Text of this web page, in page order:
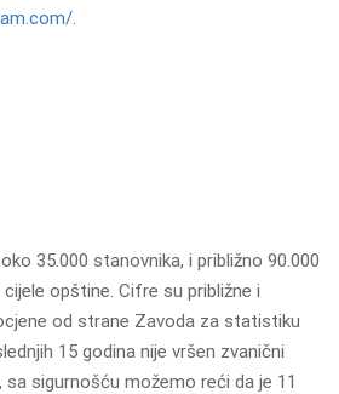
.
35.000 stanovnika, i približno 90.000
opštine. Cifre su približne i
od strane Zavoda za statistiku
15 godina nije vršen zvanični
sigurnošću možemo reći da je 11